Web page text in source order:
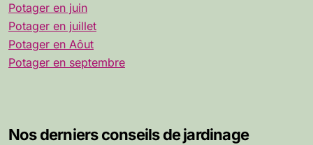
Potager en juin
Potager en juillet
Potager en Aôut
Potager en septembre
Nos derniers conseils de jardinage